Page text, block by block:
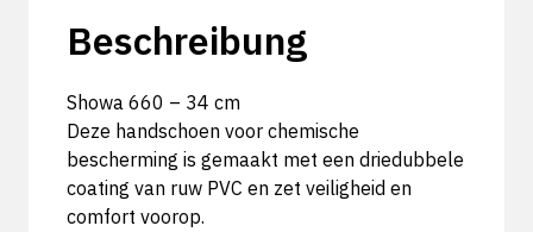
Beschreibung
Showa 660 – 34 cm
Deze handschoen voor chemische
bescherming is gemaakt met een driedubbele
coating van ruw PVC en zet veiligheid en
comfort voorop.